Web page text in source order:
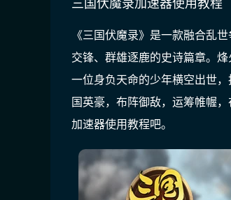
三国伏魔录加速器使用教程
《三国伏魔录》 是一款融合乱
交锋、群雄逐鹿的史诗篇章。
一位身负天命的少年横空出世
国英豪，布阵御敌，运筹帷幄
加速器使用教程吧。